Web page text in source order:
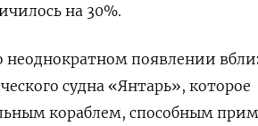
на 30%.
неоднократном появлении
судна «Янтарь», которое
кораблем, способным